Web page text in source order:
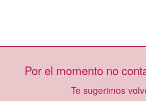
Por el momento no
Te sugerimos